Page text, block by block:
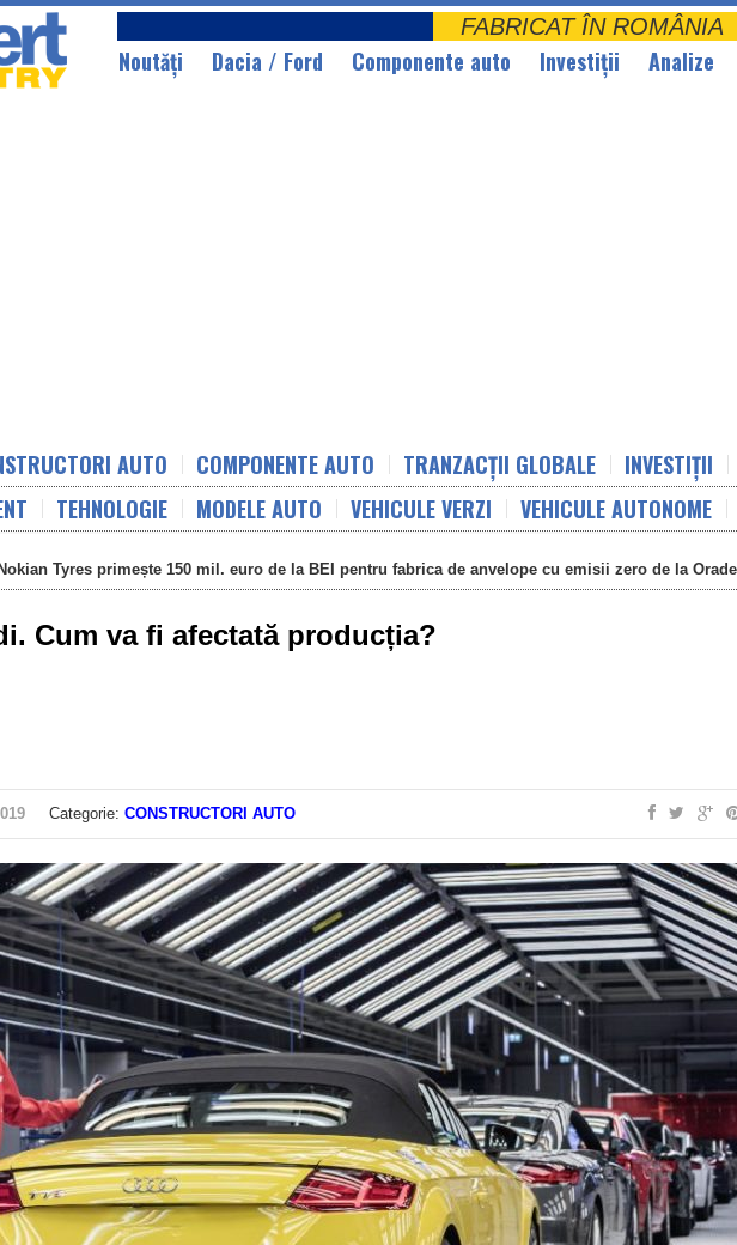
FABRICAT ÎN
Noutăţi Dacia / Ford Componente auto Investiții Analize
AUTO COMPONENTE AUTO TRANZACȚII GLOBALE
INVESTIȚII
TEHNOLOGIE MODELE AUTO VEHICULE VERZI VEHICULE AUTONOME
Nokian Tyres primește 150 mil. euro de la BEI pentru fabrica de anvelope cu emisii zero de la
Cum va fi afectată producția?
Categorie: CONSTRUCTORI AUTO